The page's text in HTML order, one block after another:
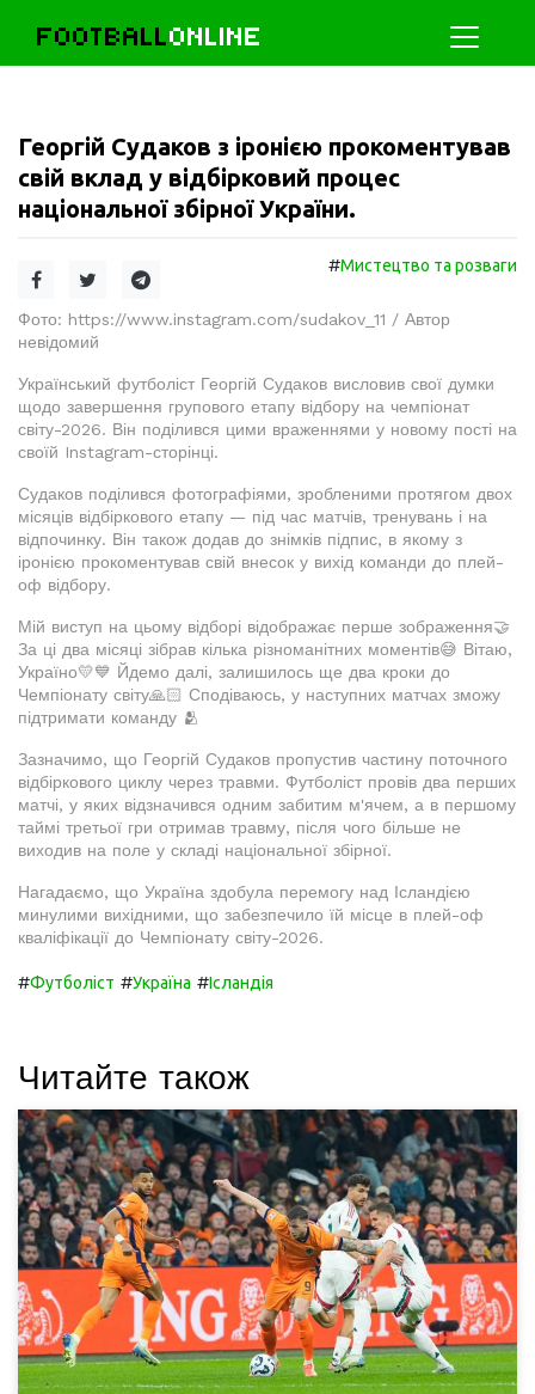
FOOTBALLONLINE
Георгій Судаков з іронією прокоментував
свій вклад у відбірковий процес
національної збірної України.
#Мистецтво та розваги
Фото: https://www.instagram.com/sudakov_11 / Автор
невідомий
Український футболіст Георгій Судаков висловив свої думки
щодо завершення групового етапу відбору на чемпіонат
світу-2026. Він поділився цими враженнями у новому пості на
своїй Instagram-сторінці.
Судаков поділився фотографіями, зробленими протягом двох
місяців відбіркового етапу — під час матчів, тренувань і на
відпочинку. Він також додав до знімків підпис, в якому з
іронією прокоментував свій внесок у вихід команди до плей-
оф відбору.
Мій виступ на цьому відборі відображає перше зображення🤝
За ці два місяці зібрав кілька різноманітних моментів😅 Вітаю,
Україно💛💙 Йдемо далі, залишилось ще два кроки до
Чемпіонату світу🙏🏻 Сподіваюсь, у наступних матчах зможу
підтримати команду 🫂
Зазначимо, що Георгій Судаков пропустив частину поточного
відбіркового циклу через травми. Футболіст провів два перших
матчі, у яких відзначився одним забитим м'ячем, а в першому
таймі третьої гри отримав травму, після чого більше не
виходив на поле у складі національної збірної.
Нагадаємо, що Україна здобула перемогу над Ісландією
минулими вихідними, що забезпечило їй місце в плей-оф
кваліфікації до Чемпіонату світу-2026.
#Футболіст #Україна #Ісландія
Читайте також